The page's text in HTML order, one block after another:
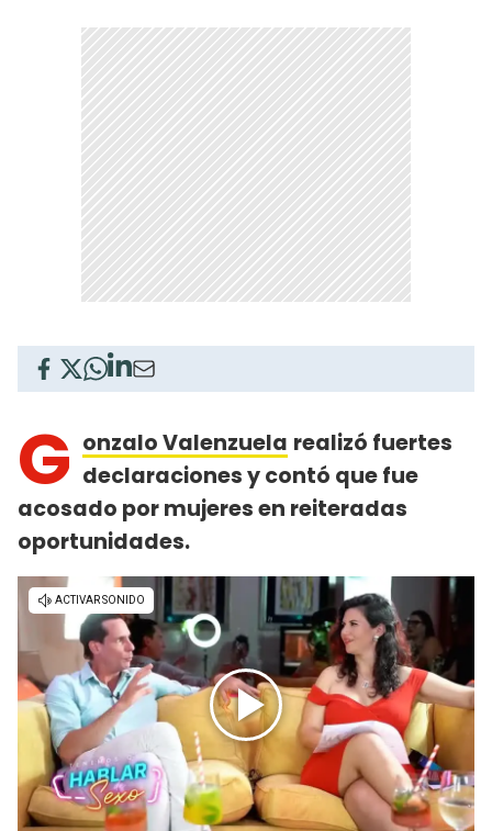
G onzalo Valenzuela realizó fuertes
declaraciones y contó que fue
acosado por mujeres en reiteradas
oportunidades.